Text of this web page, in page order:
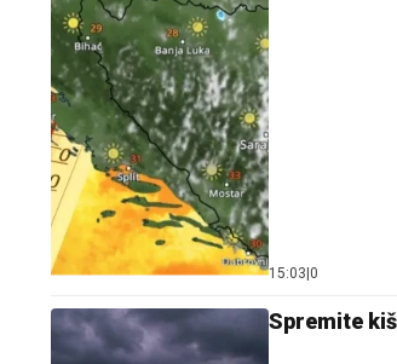
15:03 0
Spremite